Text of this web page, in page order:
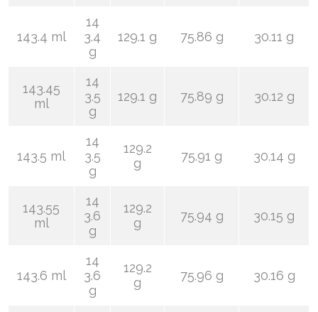
143.4 ml
14
3.4
g
129.1 g 75.86 g 30.11 g
143.45
ml
14
3.5
g
129.1 g 75.89 g 30.12 g
143.5 ml
14
3.5
g
129.2
g
75.91 g 30.14 g
143.55
ml
14
3.6
g
129.2
g
75.94 g 30.15 g
143.6 ml
14
3.6
g
129.2
g
75.96 g 30.16 g